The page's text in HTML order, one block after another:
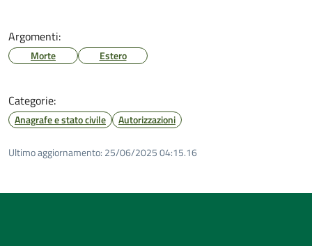
Argomenti:
Morte Estero
Categorie:
Anagrafe e stato civile Autorizzazioni
Ultimo aggiornamento: 25/06/2025 04:15.16